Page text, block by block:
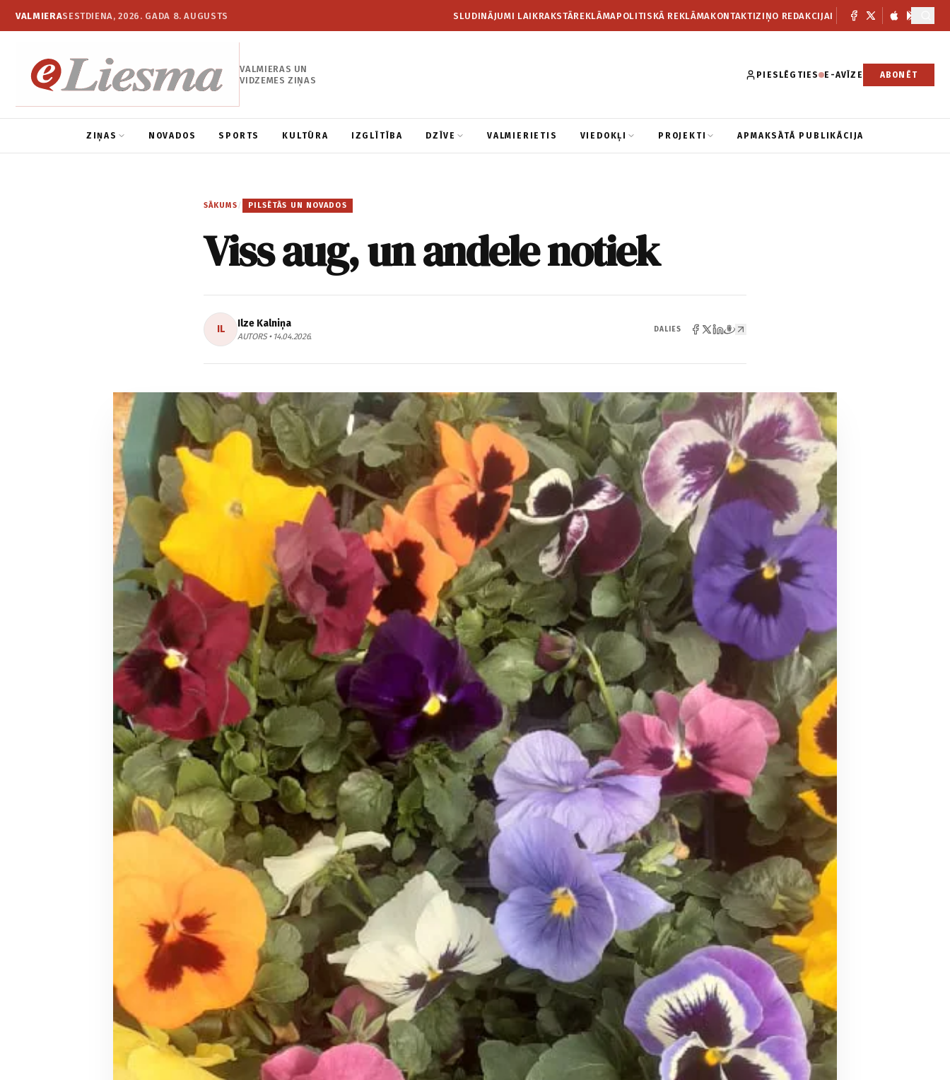
VALMIERASESTDIENA, 2026. GADA 8. AUGUSTS SLUDINĀJUMI LAIKRAKSTĀREKLĀMAPOLITISKĀ REKLĀMAKONTAKTIZIŅO REDAKCIJAI
VALMIERAS UN
VIDZEMES ZIŅAS
PIESLĒGTIES E-AVĪZE ABONĒT
ZIŅAS NOVADOS SPORTS KULTŪRA IZGLĪTĪBA DZĪVE VALMIERIETIS VIEDOKĻI PROJEKTI APMAKSĀTĀ PUBLIKĀCIJA
SĀKUMS / PILSĒTĀS UN NOVADOS
Viss aug, un andele notiek
IL Ilze Kalniņa
AUTORS • 14.04.2026.
DALIES